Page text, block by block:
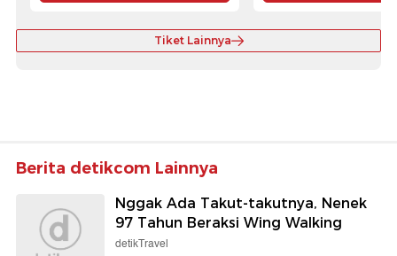
Tiket Lainnya
Berita detikcom Lainnya
Nggak Ada Takut-takutnya, Nenek
97 Tahun Beraksi Wing Walking
detikTravel